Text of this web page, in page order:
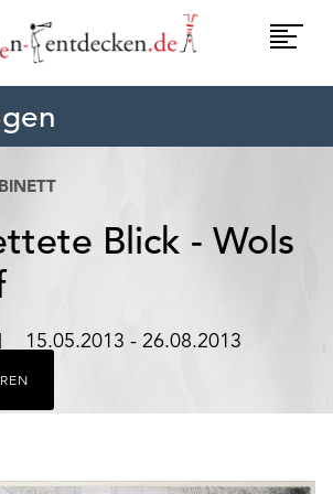
Blick - Wols
15.05.2013 - 26.08.2013